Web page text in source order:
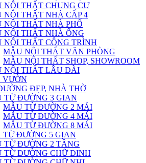
NỘI THẤT CHUNG CƯ
NỘI THẤT NHÀ CẤP 4
NỘI THẤT NHÀ PHỐ
NỘI THẤT NHÀ ỐNG
NỘI THẤT CÔNG TRÌNH
MẪU NỘI THẤT VĂN PHÒNG
MẪU NỘI THẤT SHOP, SHOWROOM
NỘI THẤT LÂU ĐÀI
VƯỜN
ĐẸP, NHÀ THỜ
TỪ ĐƯỜNG 3 GIAN
MẪU TỪ ĐƯỜNG 2 MÁI
MẪU TỪ ĐƯỜNG 4 MÁI
MẪU TỪ ĐƯỜNG 8 MÁI
TỪ ĐƯỜNG 5 GIAN
TỪ ĐƯỜNG 2 TẦNG
TỪ ĐƯỜNG CHỮ ĐINH